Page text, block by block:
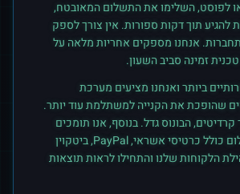
לפוסט, השלימו את התשלום המאובטח,
להגיע תוך דקות ספורות. אין צורך לספק
אנחנו מספקים אחריות מלאה על
זמינה סביב השעון.
ביותר ואנחנו מציעים מערכת
שהופכת את הקנייה למשתלמת עוד יותר.
הבונוס גדל. בנוסף, אנו תומכים
במגוון אמצעי תשלום כולל כרטיסי אשראי, PayPal, ביטקוין
הלקוחות שלנו והתחילו לראות תוצאות